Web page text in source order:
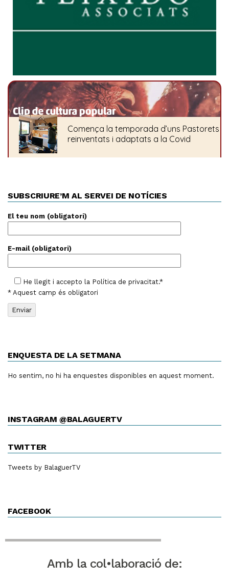
SUBSCRIURE’M AL SERVEI DE NOTÍCIES
El teu nom (obligatori)
E-mail (obligatori)
He llegit i accepto la Política de privacitat.*
* Aquest camp és obligatori
ENQUESTA DE LA SETMANA
Ho sentim, no hi ha enquestes disponibles en aquest moment.
INSTAGRAM @BALAGUERTV
TWITTER
Tweets by BalaguerTV
FACEBOOK
Amb la col•laboració de: